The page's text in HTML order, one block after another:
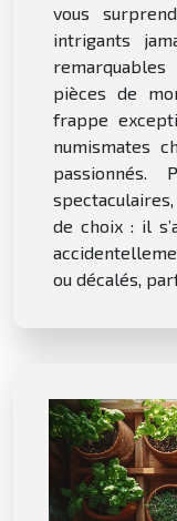
vous
intrigants
pièces de
frappe
numismates
de choix : il
ou décalés,